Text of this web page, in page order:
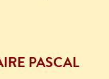
PASCAL